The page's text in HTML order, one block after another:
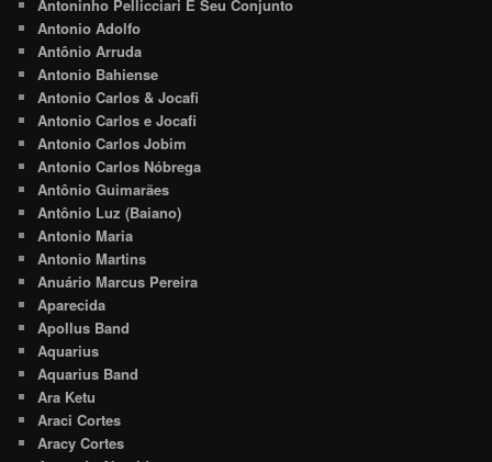
Antoninho Pellicciari E Seu Conjunto
Antonio Adolfo
Antônio Arruda
Antonio Bahiense
Antonio Carlos & Jocafi
Antonio Carlos e Jocafi
Antonio Carlos Jobim
Antonio Carlos Nóbrega
Antônio Guimarães
Antônio Luz (Baiano)
Antonio Maria
Antonio Martins
Anuário Marcus Pereira
Aparecida
Apollus Band
Aquarius
Aquarius Band
Ara Ketu
Araci Cortes
Aracy Cortes